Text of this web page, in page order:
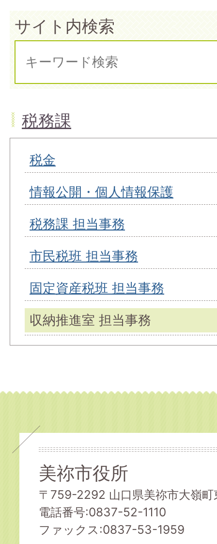
サイト内検索
税務課
税金
情報公開・個人情報保護
税務課 担当事務
市民税班 担当事務
固定資産税班 担当事務
収納推進室 担当事務
美祢市役所
〒759-2292 山口県美祢市大嶺
電話番号:0837-52-1110
ファックス:0837-53-1959